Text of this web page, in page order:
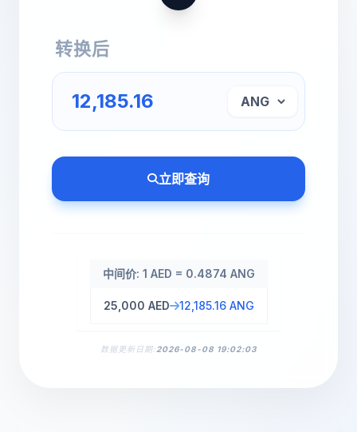
转换后
立即查询
中间价: 1 AED = 0.4874 ANG
25,000 AED 12,185.16 ANG
数据更新日期:2026-08-08 19:02:03